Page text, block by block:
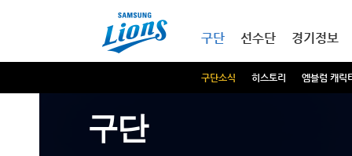
구단
구단소식 히스토리 엠블럼 캐릭
선수단 경기정보
구단